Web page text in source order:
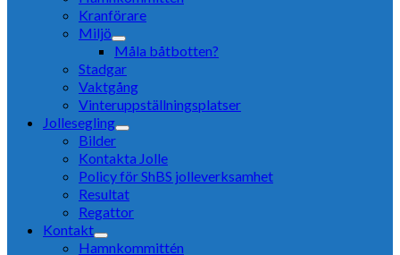
Kranförare
Miljö
Måla båtbotten?
Stadgar
Vaktgång
Vinteruppställningsplatser
Jollesegling
Bilder
Kontakta Jolle
Policy för ShBS jolleverksamhet
Resultat
Regattor
Kontakt
Hamnkommittén